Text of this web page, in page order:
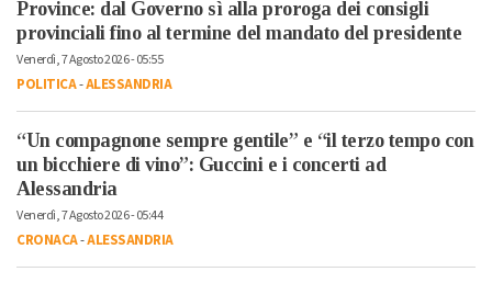
Province: dal Governo sì alla proroga dei consigli
provinciali fino al termine del mandato del presidente
Venerdì, 7 Agosto 2026 - 05:55
POLITICA-ALESSANDRIA
“Un compagnone sempre gentile” e “il terzo tempo con
un bicchiere di vino”: Guccini e i concerti ad
Alessandria
Venerdì, 7 Agosto 2026 - 05:44
CRONACA-ALESSANDRIA